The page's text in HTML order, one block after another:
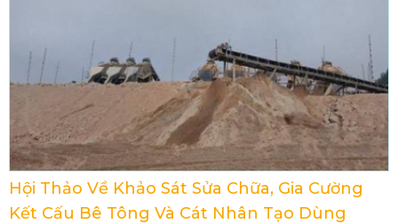
Hội Thảo Về Khảo Sát Sửa Chữa, Gia Cường
Kết Cấu Bê Tông Và Cát Nhân Tạo Dùng